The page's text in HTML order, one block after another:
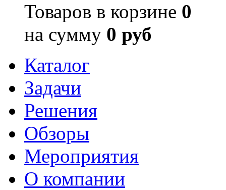
Товаров в корзине 0
на сумму 0 руб
Каталог
Задачи
Решения
Обзоры
Мероприятия
О компании